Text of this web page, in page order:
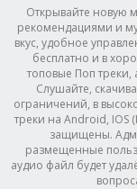
Открывайте новую
рекомендациями и
вкус, удобное
бесплатно и в
топовые Поп треки,
Слушайте,
ограничений, в
треки на Android, IOS
защищены.
размещенные
аудио файл будет